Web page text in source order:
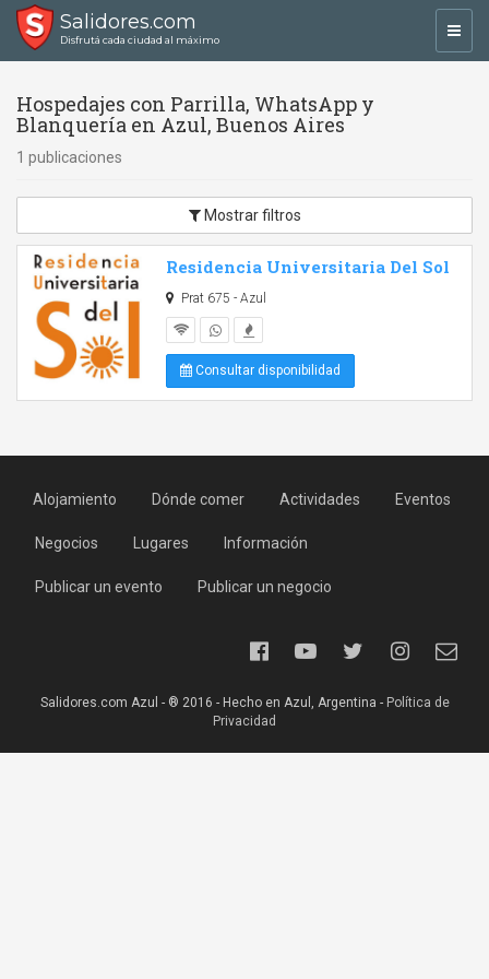
Salidores.com
Disfrutá cada ciudad al máximo
Hospedajes con Parrilla, WhatsApp y
Blanquería en Azul, Buenos Aires
1 publicaciones
Mostrar filtros
Residencia Universitaria Del Sol
Prat 675 - Azul
Consultar disponibilidad
Alojamiento Dónde comer Actividades Eventos
Negocios Lugares Información
Publicar un evento Publicar un negocio
Salidores.com Azul - ® 2016 - Hecho en Azul, Argentina - Política de
Privacidad